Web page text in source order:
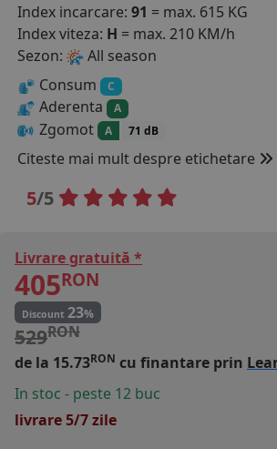
Index incarcare: 91 = max. 615 KG
Index viteza: H = max. 210 KM/h
Sezon:
All season
Consum
C
Aderenta A
Zgomot A 71 dB
Citeste mai mult despre etichetare
5/5
Livrare gratuită *
405RON
Discount 23%
529RON
de la 15.73RON cu finantare prin
In stoc - peste 12 buc
livrare 5/7 zile